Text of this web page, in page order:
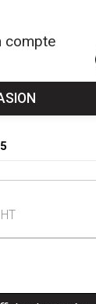
compte
HT